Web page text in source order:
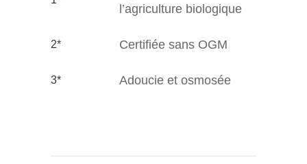
l’agriculture biologique
2* Certifiée sans OGM
3* Adoucie et osmosée